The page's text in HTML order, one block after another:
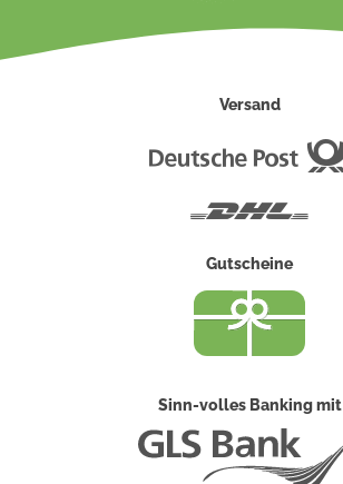
Versand
Gutscheine
Sinn-volles Banking mit